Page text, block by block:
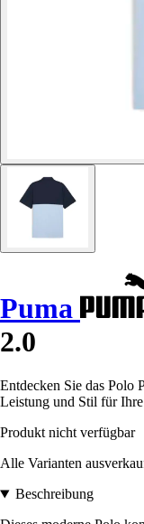
Puma
2.0
Entdecken Sie das Polo
Leistung und Stil für
Produkt nicht verfügbar
Alle Varianten
Beschreibung